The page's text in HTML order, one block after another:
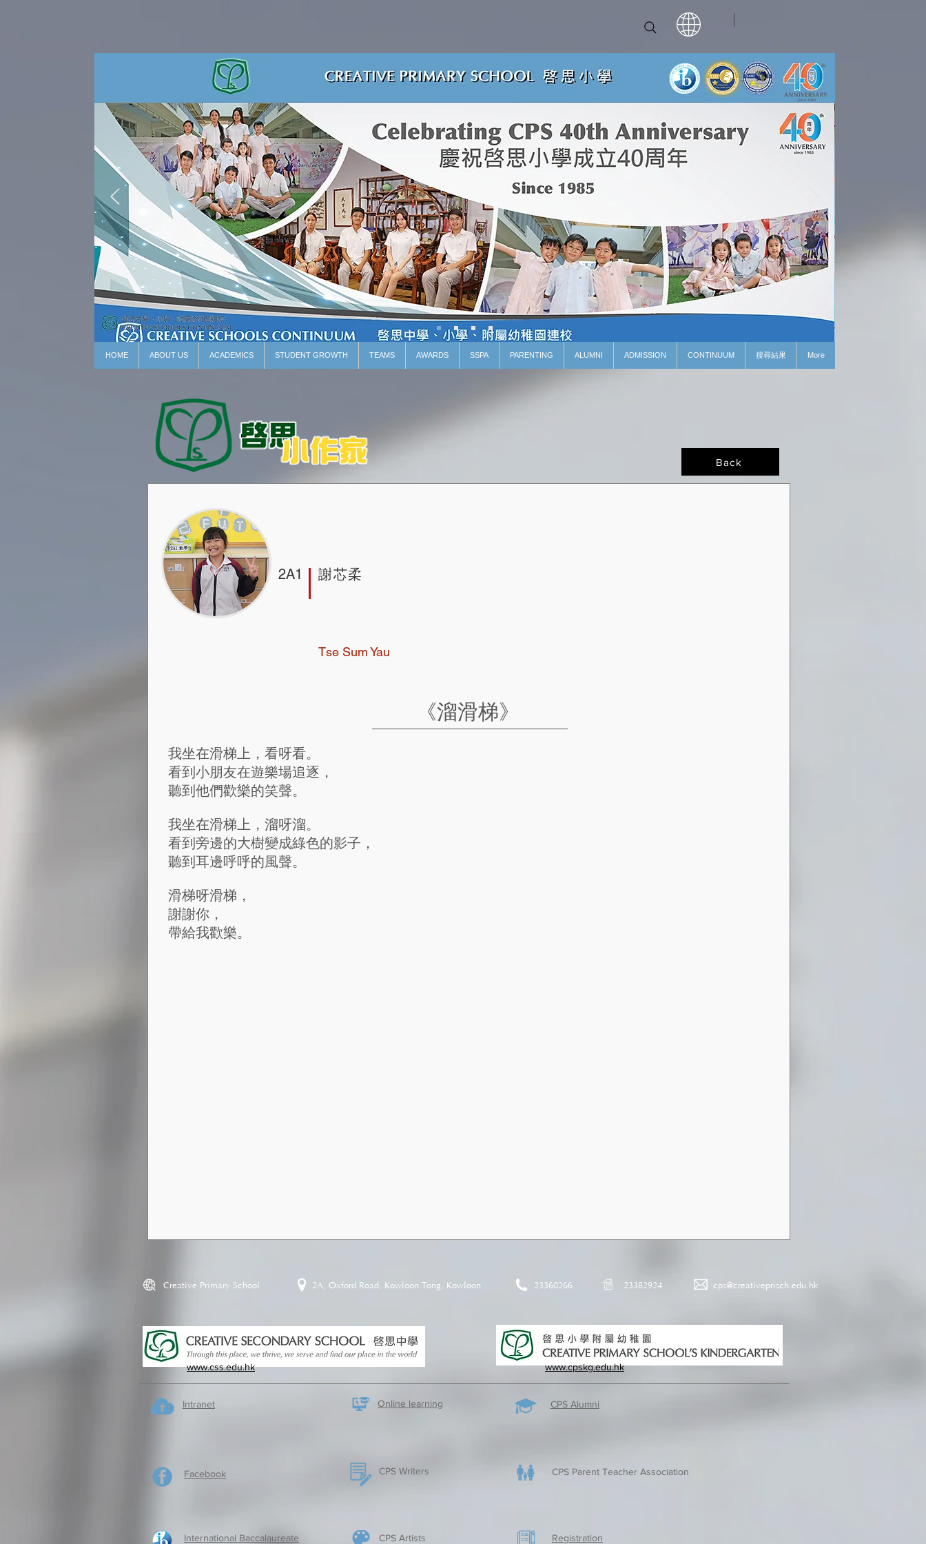
HOME ABOUT US ACADEMICS STUDENT GROWTH TEAMS AWARDS SSPA PARENTING ALUMNI ADMISSION CONTINUUM 搜尋結果 More
Back
2A1 謝芯柔
Tse Sum Yau
《溜滑梯》
我坐在滑梯上，看呀看。
看到小朋友在遊樂場追逐，
聽到他們歡樂的笑聲。
我坐在滑梯上，溜呀溜。
看到旁邊的大樹變成綠色的影子，
聽到耳邊呼呼的風聲。
滑梯呀滑梯，
謝謝你，
帶給我歡樂。
Creative Primary School 2A, Oxford Road, Kowloon Tong, Kowloon 23360266 23382924 cps@creativeprisch.edu.hk
www.css.edu.hk www.cpskg.edu.hk
Intranet
Facebook
International Baccalaureate
Online learning CPS Alumni
CPS Writers CPS Parent Teacher Association
CPS Artists ​Registration